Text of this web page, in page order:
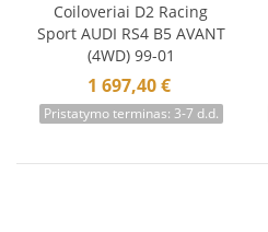
Coiloveriai D2 Racing
Sport AUDI RS4 B5 AVANT
(4WD) 99-01
1 697,40 €
Pristatymo terminas: 3-7 d.d.